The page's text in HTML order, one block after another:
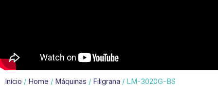
Início / Home / Máquinas / Filigrana / LM-3020G-BS